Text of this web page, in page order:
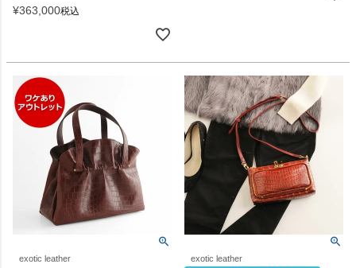
¥363,000税込
exotic leather
exotic leather